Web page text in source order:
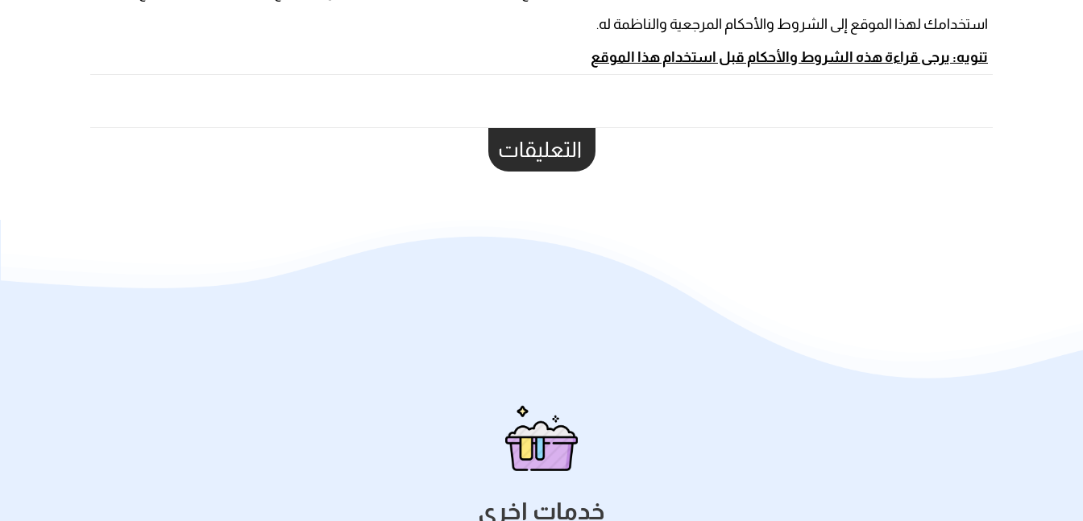
استخدامك لهذا الموقع إلى الشروط والأحكام المرجعية والناظمة له.
تنويه: يرجى قراءة هذه الشروط والأحكام قبل استخدام هذا الموقع
التعليقات
خدمات اخري